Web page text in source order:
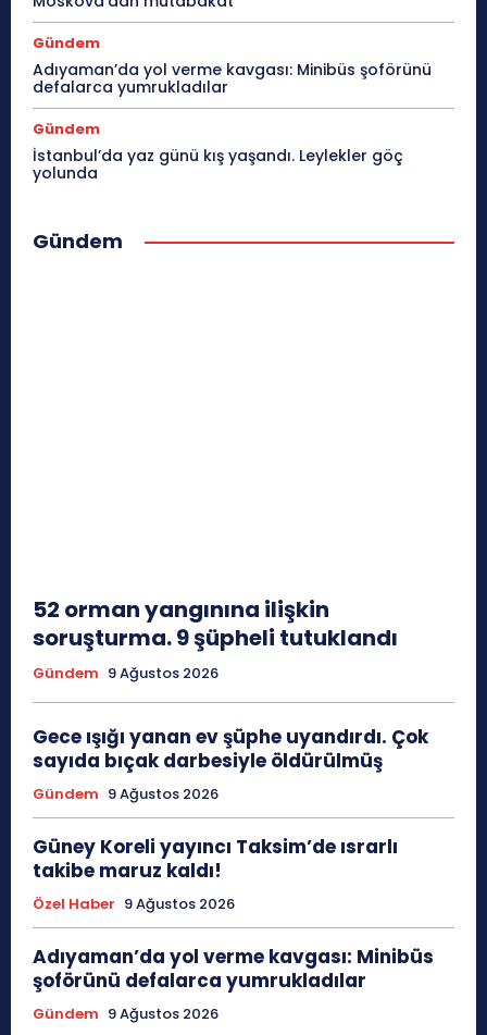
Gündem
Adıyaman’da yol verme kavgası: Minibüs şoförünü
defalarca yumrukladılar
Gündem
İstanbul’da yaz günü kış yaşandı. Leylekler göç
yolunda
Gündem
52 orman yangınına ilişkin
soruşturma. 9 şüpheli tutuklandı
Gündem 9 Ağustos 2026
Gece ışığı yanan ev şüphe uyandırdı. Çok
sayıda bıçak darbesiyle öldürülmüş
Gündem 9 Ağustos 2026
Güney Koreli yayıncı Taksim’de ısrarlı
takibe maruz kaldı!
Özel Haber 9 Ağustos 2026
Adıyaman’da yol verme kavgası: Minibüs
şoförünü defalarca yumrukladılar
Gündem 9 Ağustos 2026